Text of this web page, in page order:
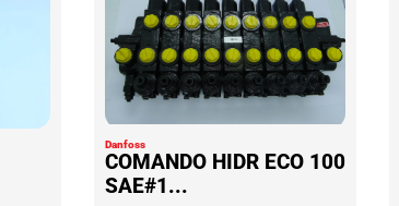
Danfoss
COMANDO HIDR ECO 100
SAE#1...